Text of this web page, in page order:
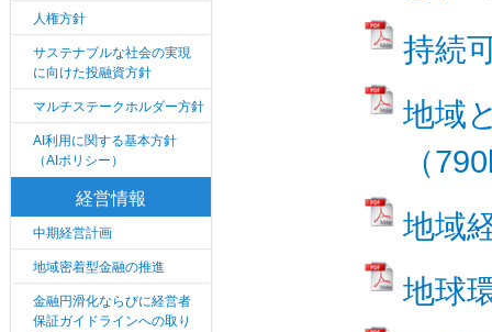
人権方針
サステナブルな社会の実現
に向けた投融資方針
マルチステークホルダー方針
AI利用に関する基本方針
（AIポリシー）
経営情報
中期経営計画
地域密着型金融の推進
金融円滑化ならびに経営者
保証ガイドラインへの取り
持続
地域
（
地域
地球